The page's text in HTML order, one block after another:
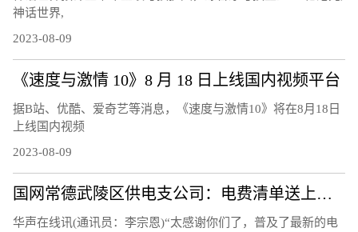
神话世界,
2023-08-09
《速度与激情 10》8 月 18 日上线国内视频平台
据B站、优酷、爱奇艺等消息，《速度与激情10》将在8月18日
上线国内视频
2023-08-09
国网常德武陵区供电支公司：电费清单送上门 让客户用上“明白电”
华声在线讯(通讯员：李宗恩)“太感谢你们了，普及了最新的电